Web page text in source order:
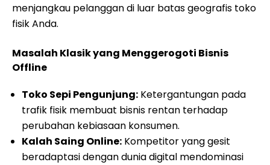
menjangkau pelanggan di luar batas geografis toko
fisik Anda.
Masalah Klasik yang Menggerogoti Bisnis
Offline
Toko Sepi Pengunjung: Ketergantungan pada
trafik fisik membuat bisnis rentan terhadap
perubahan kebiasaan konsumen.
Kalah Saing Online: Kompetitor yang gesit
beradaptasi dengan dunia digital mendominasi